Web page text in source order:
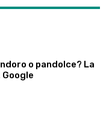
o pandolce? La